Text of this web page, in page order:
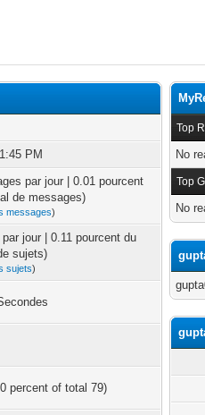
PM
par jour | 0.01 pourcent
de messages)
messages)
jour | 0.11 pourcent du
sujets)
sujets)
percent of total 79)
Top
No
Top
No